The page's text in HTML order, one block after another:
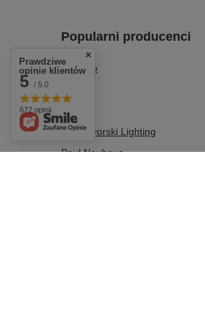
Popularni producenci
Azzardo
Milagro
Nowodvorski Lighting
Paul Neuhaus
Prawdziwe
opinie klientów
5 / 5.0
672 opinii